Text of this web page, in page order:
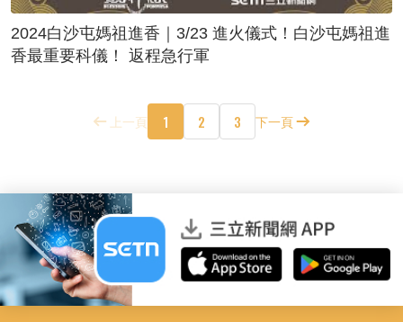
2024白沙屯媽祖進香｜3/23 進火儀式！白沙屯媽祖進
香最重要科儀！ 返程急行軍
上一頁 1 2 3 下一頁